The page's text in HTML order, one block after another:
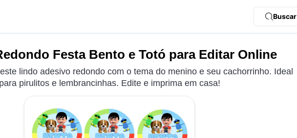
Buscar
Festa Bento e Totó para Editar Online
lindo adesivo redondo com o tema do menino e seu cachorrinho. Ideal
para pirulitos e lembrancinhas. Edite e imprima em casa!